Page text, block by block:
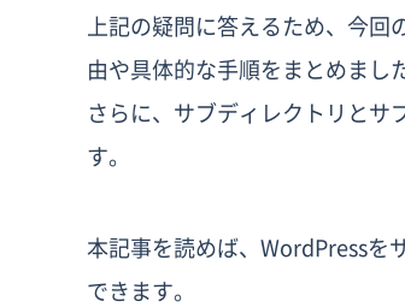
上記の疑問に答えるため、今
由や具体的な手順をまとめまし
さらに、サブディレクトリとサ
す。
本記事を読めば、WordPressを
できます。